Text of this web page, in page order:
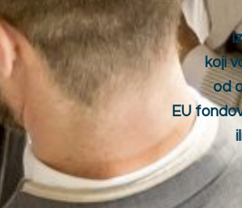
koji
od
EU